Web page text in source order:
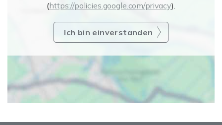
(https://policies.google.com/privacy).
Ich bin einverstanden